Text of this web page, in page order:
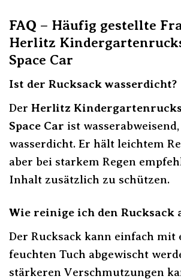
FAQ – Häufig gestellte
Herlitz
Space Car
Ist der Rucksack wasserdicht?
Der Herlitz
Space Car ist
wasserdicht. Er hält leichtem
aber bei starkem Regen
Inhalt zusätzlich zu schützen.
Wie reinige ich den Rucksack
Der Rucksack kann einfach mit
feuchten Tuch abgewischt
stärkeren Verschmutzungen